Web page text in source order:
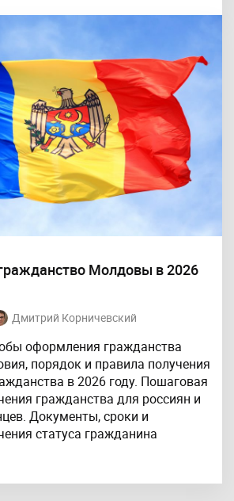
Молдовы в 2026
Дмитрий Корничевский
оформления гражданства
порядок и правила получения
в 2026 году. Пошаговая
гражданства для россиян и
Документы, сроки и
статуса гражданина